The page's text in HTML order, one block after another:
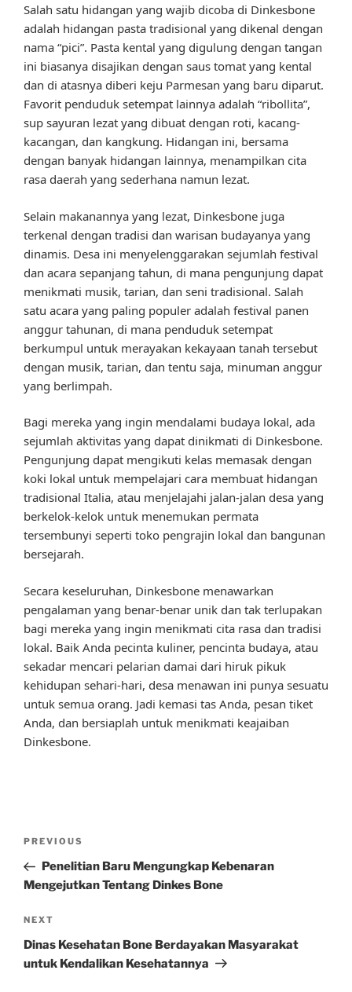
Salah satu hidangan yang wajib dicoba di Dinkesbone
adalah hidangan pasta tradisional yang dikenal dengan
nama “pici”. Pasta kental yang digulung dengan tangan
ini biasanya disajikan dengan saus tomat yang kental
dan di atasnya diberi keju Parmesan yang baru diparut.
Favorit penduduk setempat lainnya adalah “ribollita”,
sup sayuran lezat yang dibuat dengan roti, kacang-
kacangan, dan kangkung. Hidangan ini, bersama
dengan banyak hidangan lainnya, menampilkan cita
rasa daerah yang sederhana namun lezat.
Selain makanannya yang lezat, Dinkesbone juga
terkenal dengan tradisi dan warisan budayanya yang
dinamis. Desa ini menyelenggarakan sejumlah festival
dan acara sepanjang tahun, di mana pengunjung dapat
menikmati musik, tarian, dan seni tradisional. Salah
satu acara yang paling populer adalah festival panen
anggur tahunan, di mana penduduk setempat
berkumpul untuk merayakan kekayaan tanah tersebut
dengan musik, tarian, dan tentu saja, minuman anggur
yang berlimpah.
Bagi mereka yang ingin mendalami budaya lokal, ada
sejumlah aktivitas yang dapat dinikmati di Dinkesbone.
Pengunjung dapat mengikuti kelas memasak dengan
koki lokal untuk mempelajari cara membuat hidangan
tradisional Italia, atau menjelajahi jalan-jalan desa yang
berkelok-kelok untuk menemukan permata
tersembunyi seperti toko pengrajin lokal dan bangunan
bersejarah.
Secara keseluruhan, Dinkesbone menawarkan
pengalaman yang benar-benar unik dan tak terlupakan
bagi mereka yang ingin menikmati cita rasa dan tradisi
lokal. Baik Anda pecinta kuliner, pencinta budaya, atau
sekadar mencari pelarian damai dari hiruk pikuk
kehidupan sehari-hari, desa menawan ini punya sesuatu
untuk semua orang. Jadi kemasi tas Anda, pesan tiket
Anda, dan bersiaplah untuk menikmati keajaiban
Dinkesbone.
Previous
Post
PREVIOUS
Penelitian Baru Mengungkap Kebenaran
Mengejutkan Tentang Dinkes Bone
Next
Post
NEXT
Dinas Kesehatan Bone Berdayakan Masyarakat
untuk Kendalikan Kesehatannya